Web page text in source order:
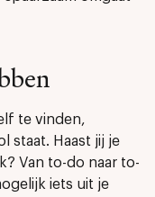
te vinden,
staat. Haast jij je
Van to-do naar to-
iets uit je